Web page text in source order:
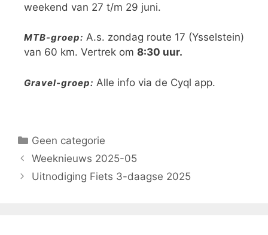
weekend van 27 t/m 29 juni.
MTB-groep: A.s. zondag route 17 (Ysselstein)
van 60 km. Vertrek om 8:30 uur.
Gravel-groep: Alle info via de Cyql app.
Geen categorie
Weeknieuws 2025-05
Uitnodiging Fiets 3-daagse 2025